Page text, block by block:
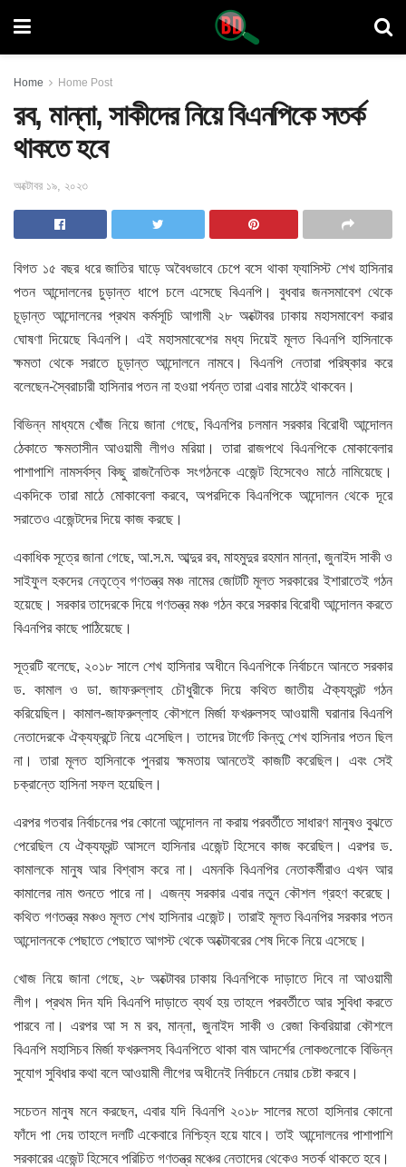
Home Home Post
রব, মান্না, সাকীদের নিয়ে বিএনপিকে সতর্ক
থাকতে হবে
অক্টোবর ১৯, ২০২৩
বিগত ১৫ বছর ধরে জাতির ঘাড়ে অবৈধভাবে চেপে বসে থাকা ফ্যাসিস্ট শেখ হাসিনার
পতন আন্দোলনের চুড়ান্ত ধাপে চলে এসেছে বিএনপি। বুধবার জনসমাবেশ থেকে
চূড়ান্ত আন্দোলনের প্রথম কর্মসূচি আগামী ২৮ অক্টোবর ঢাকায় মহাসমাবেশ করার
ঘোষণা দিয়েছে বিএনপি। এই মহাসমাবেশের মধ্য দিয়েই মূলত বিএনপি হাসিনাকে
ক্ষমতা থেকে সরাতে চূড়ান্ত আন্দোলনে নামবে। বিএনপি নেতারা পরিষ্কার করে
বলেছেন-স্বৈরাচারী হাসিনার পতন না হওয়া পর্যন্ত তারা এবার মাঠেই থাকবেন।
বিভিন্ন মাধ্যমে খোঁজ নিয়ে জানা গেছে, বিএনপির চলমান সরকার বিরোধী আন্দোলন
ঠেকাতে ক্ষমতাসীন আওয়ামী লীগও মরিয়া। তারা রাজপথে বিএনপিকে মোকাবেলার
পাশাপাশি নামসর্বস্ব কিছু রাজনৈতিক সংগঠনকে এজেন্ট হিসেবেও মাঠে নামিয়েছে।
একদিকে তারা মাঠে মোকাবেলা করবে, অপরদিকে বিএনপিকে আন্দোলন থেকে দূরে
সরাতেও এজেন্টদের দিয়ে কাজ করছে।
একাধিক সূত্রে জানা গেছে, আ.স.ম. আব্দুর রব, মাহমুদুর রহমান মান্না, জুনাইদ সাকী ও
সাইফুল হকদের নেতৃত্বে গণতন্ত্র মঞ্চ নামের জোটটি মূলত সরকারের ইশারাতেই গঠন
হয়েছে। সরকার তাদেরকে দিয়ে গণতন্ত্র মঞ্চ গঠন করে সরকার বিরোধী আন্দোলন করতে
বিএনপির কাছে পাঠিয়েছে।
সূত্রটি বলেছে, ২০১৮ সালে শেখ হাসিনার অধীনে বিএনপিকে নির্বাচনে আনতে সরকার
ড. কামাল ও ডা. জাফরুল্লাহ চৌধুরীকে দিয়ে কথিত জাতীয় ঐক্যফ্রন্ট গঠন
করিয়েছিল। কামাল-জাফরুল্লাহ কৌশলে মির্জা ফখরুলসহ আওয়ামী ঘরানার বিএনপি
নেতাদেরকে ঐক্যফ্রন্টে নিয়ে এসেছিল। তাদের টার্গেট কিন্তু শেখ হাসিনার পতন ছিল
না। তারা মূলত হাসিনাকে পুনরায় ক্ষমতায় আনতেই কাজটি করেছিল। এবং সেই
চক্রান্তে হাসিনা সফল হয়েছিল।
এরপর গতবার নির্বাচনের পর কোনো আন্দোলন না করায় পরবর্তীতে সাধারণ মানুষও বুঝতে
পেরেছিল যে ঐক্যফ্রন্ট আসলে হাসিনার এজেন্ট হিসেবে কাজ করেছিল। এরপর ড.
কামালকে মানুষ আর বিশ্বাস করে না। এমনকি বিএনপির নেতাকর্মীরাও এখন আর
কামালের নাম শুনতে পারে না। এজন্য সরকার এবার নতুন কৌশল গ্রহণ করেছে।
কথিত গণতন্ত্র মঞ্চও মূলত শেখ হাসিনার এজেন্ট। তারাই মূলত বিএনপির সরকার পতন
আন্দোলনকে পেছাতে পেছাতে আগস্ট থেকে অক্টোবরের শেষ দিকে নিয়ে এসেছে।
খোজ নিয়ে জানা গেছে, ২৮ অক্টোবর ঢাকায় বিএনপিকে দাড়াতে দিবে না আওয়ামী
লীগ। প্রথম দিন যদি বিএনপি দাড়াতে ব্যর্থ হয় তাহলে পরবর্তীতে আর সুবিধা করতে
পারবে না। এরপর আ স ম রব, মান্না, জুনাইদ সাকী ও রেজা কিবরিয়ারা কৌশলে
বিএনপি মহাসিচব মির্জা ফখরুলসহ বিএনপিতে থাকা বাম আদর্শের লোকগুলোকে বিভিন্ন
সুযোগ সুবিধার কথা বলে আওয়ামী লীগের অধীনেই নির্বাচনে নেয়ার চেষ্টা করবে।
সচেতন মানুষ মনে করছেন, এবার যদি বিএনপি ২০১৮ সালের মতো হাসিনার কোনো
ফাঁদে পা দেয় তাহলে দলটি একেবারে নিশ্চিহ্ন হয়ে যাবে। তাই আন্দোলনের পাশাপাশি
সরকারের এজেন্ট হিসেবে পরিচিত গণতন্ত্র মঞ্চের নেতাদের থেকেও সতর্ক থাকতে হবে।